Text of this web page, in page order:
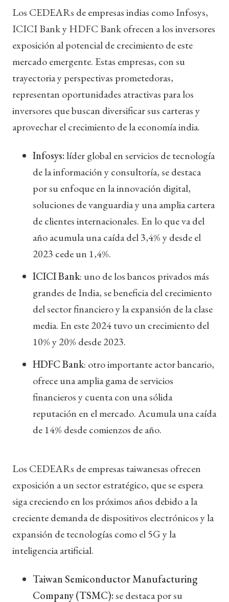
Los CEDEARs de empresas indias como Infosys,
ICICI Bank y HDFC Bank ofrecen a los inversores
exposición al potencial de crecimiento de este
mercado emergente. Estas empresas, con su
trayectoria y perspectivas prometedoras,
representan oportunidades atractivas para los
inversores que buscan diversificar sus carteras y
aprovechar el crecimiento de la economía india.
Infosys: líder global en servicios de tecnología
de la información y consultoría, se destaca
por su enfoque en la innovación digital,
soluciones de vanguardia y una amplia cartera
de clientes internacionales. En lo que va del
año acumula una caída del 3,4% y desde el
2023 cede un 1,4%.
ICICI Bank: uno de los bancos privados más
grandes de India, se beneficia del crecimiento
del sector financiero y la expansión de la clase
media. En este 2024 tuvo un crecimiento del
10% y 20% desde 2023.
HDFC Bank: otro importante actor bancario,
ofrece una amplia gama de servicios
financieros y cuenta con una sólida
reputación en el mercado. Acumula una caída
de 14% desde comienzos de año.
Los CEDEARs de empresas taiwanesas ofrecen
exposición a un sector estratégico, que se espera
siga creciendo en los próximos años debido a la
creciente demanda de dispositivos electrónicos y la
expansión de tecnologías como el 5G y la
inteligencia artificial.
Taiwan Semiconductor Manufacturing
Company (TSMC):se destaca por su